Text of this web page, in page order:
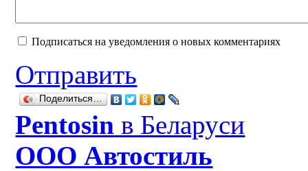
Подписаться на уведомления о новых комментариях
Отправить
Поделиться…
Рentosin в Беларуси
ООО Автостиль